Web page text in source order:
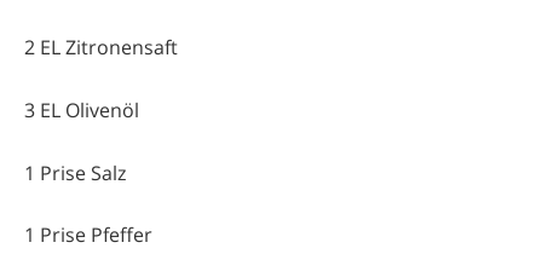
2 EL Zitronensaft
3 EL Olivenöl
1 Prise Salz
1 Prise Pfeffer